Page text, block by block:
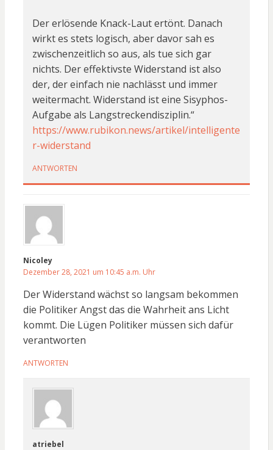
Der erlösende Knack-Laut ertönt. Danach
wirkt es stets logisch, aber davor sah es
zwischenzeitlich so aus, als tue sich gar
nichts. Der effektivste Widerstand ist also
der, der einfach nie nachlässt und immer
weitermacht. Widerstand ist eine Sisyphos-
Aufgabe als Langstreckendisziplin.“
https://www.rubikon.news/artikel/intelligente
r-widerstand
ANTWORTEN
Nicoley
Dezember 28, 2021 um 10:45 a.m. Uhr
Der Widerstand wächst so langsam bekommen
die Politiker Angst das die Wahrheit ans Licht
kommt. Die Lügen Politiker müssen sich dafür
verantworten
ANTWORTEN
atriebel